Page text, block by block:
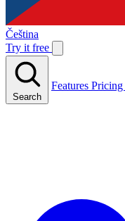
Čeština
Try it free
Search
Features Pricing